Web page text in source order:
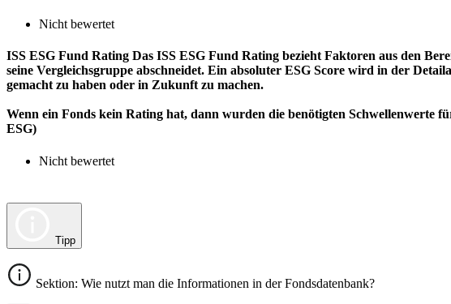
Nicht bewertet
ISS ESG Fund Rating Das ISS ESG Fund Rating bezieht Faktoren aus den
seine Vergleichsgruppe abschneidet. Ein absoluter ESG Score wird in der
gemacht zu haben oder in Zukunft zu machen.
Wenn ein Fonds kein Rating hat, dann wurden die benötigten
ESG)
Nicht bewertet
Tipp
Sektion: Wie nutzt man die Informationen in der Fondsdatenbank?